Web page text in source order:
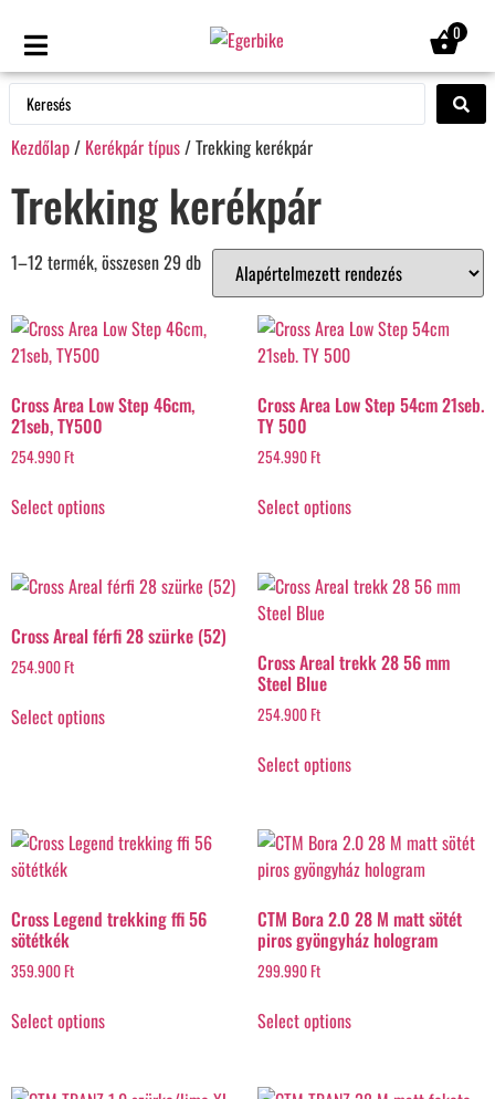
0
Kezdőlap/ Kerékpár típus/ Trekking kerékpár
Trekking kerékpár
1–12 termék, összesen 29 db
Cross Area Low Step 46cm,
21seb, TY500
254.990Ft
Select options
Cross Area Low Step 54cm 21seb.
TY 500
254.990Ft
Select options
Cross Areal férfi 28 szürke (52)
254.900Ft
Select options
Cross Areal trekk 28 56 mm
Steel Blue
254.900Ft
Select options
Cross Legend trekking ffi 56
sötétkék
359.900Ft
Select options
CTM Bora 2.0 28 M matt sötét
piros gyöngyház hologram
299.990Ft
Select options